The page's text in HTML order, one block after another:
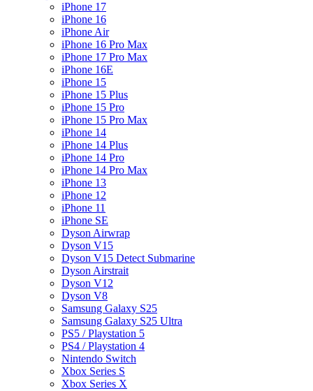
iPhone 17
iPhone 16
iPhone Air
iPhone 16 Pro Max
iPhone 17 Pro Max
iPhone 16E
iPhone 15
iPhone 15 Plus
iPhone 15 Pro
iPhone 15 Pro Max
iPhone 14
iPhone 14 Plus
iPhone 14 Pro
iPhone 14 Pro Max
iPhone 13
iPhone 12
iPhone 11
iPhone SE
Dyson Airwrap
Dyson V15
Dyson V15 Detect Submarine
Dyson Airstrait
Dyson V12
Dyson V8
Samsung Galaxy S25
Samsung Galaxy S25 Ultra
PS5 / Playstation 5
PS4 / Playstation 4
Nintendo Switch
Xbox Series S
Xbox Series X